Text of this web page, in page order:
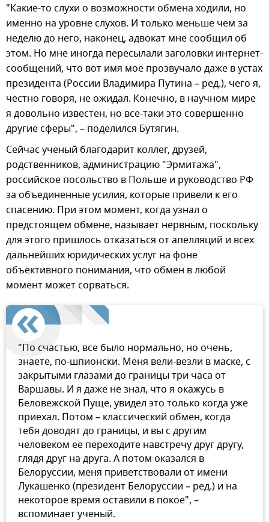
"Какие-то слухи о возможности обмена ходили, но
именно на уровне слухов. И только меньше чем за
неделю до него, наконец, адвокат мне сообщил об
этом. Но мне иногда пересылали заголовки интернет-
сообщений, что вот имя мое прозвучало даже в устах
президента (России Владимира Путина – ред.), чего я,
честно говоря, не ожидал. Конечно, в научном мире
я довольно известен, но все-таки это совершенно
другие сферы", – поделился Бутягин.
Сейчас ученый благодарит коллег, друзей,
родственников, администрацию "Эрмитажа",
российское посольство в Польше и руководство РФ
за объединенные усилия, которые привели к его
спасению. При этом момент, когда узнал о
предстоящем обмене, называет нервным, поскольку
для этого пришлось отказаться от апелляций и всех
дальнейших юридических услуг на фоне
объективного понимания, что обмен в любой
момент может сорваться.
"По счастью, все было нормально, но очень,
знаете, по-шпионски. Меня вели-везли в маске, с
закрытыми глазами до границы три часа от
Варшавы. И я даже не знал, что я окажусь в
Беловежской Пуще, увидел это только когда уже
приехал. Потом – классический обмен, когда
тебя доводят до границы, и вы с другим
человеком ее переходите навстречу друг другу,
глядя друг на друга. А потом оказался в
Белоруссии, меня приветствовали от имени
Лукашенко (президент Белоруссии – ред.) и на
некоторое время оставили в покое", –
вспоминает ученый.